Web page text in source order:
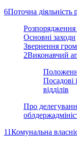
6Поточна діяльність
Основні заходи
Звернення
2Виконавчий
Посадові
відділів
Про
11Комунальна